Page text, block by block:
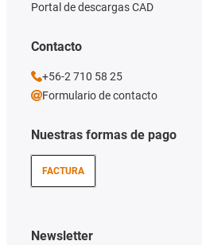
Nuestras formas de pago
FACTURA
Portal de descargas CAD
Newsletter
Contacto
+56-2 710 58 25
Formulario de contacto